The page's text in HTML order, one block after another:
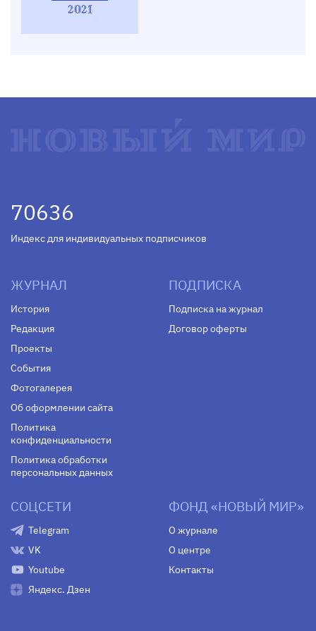
2021
70636
Индекс для индивидуальных подписчиков
ЖУРНАЛ
История
Редакция
Проекты
События
Фотогалерея
Об оформлении сайта
Политика
конфиденциальности
Политика обработки
персональных данных
ПОДПИСКА
Подписка на журнал
Договор оферты
СОЦСЕТИ
Telegram
VK
Youtube
Яндекс. Дзен
ФОНД «НОВЫЙ МИР»
О журнале
О центре
Контакты